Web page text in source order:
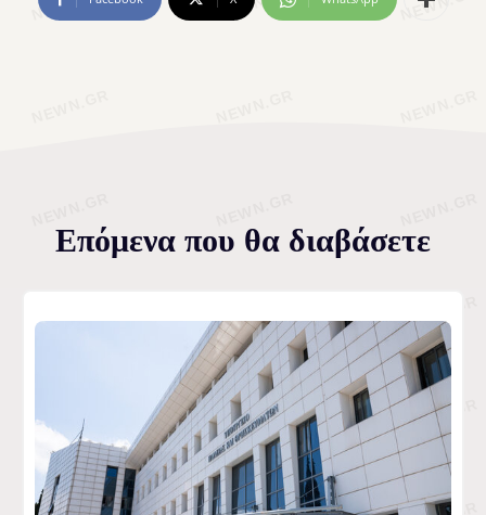
Επόμενα που θα διαβάσετε